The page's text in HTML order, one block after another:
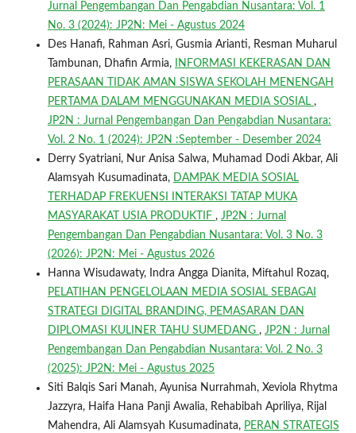
Jurnal Pengembangan Dan Pengabdian Nusantara: Vol. 1
No. 3 (2024): JP2N: Mei - Agustus 2024
Des Hanafi, Rahman Asri, Gusmia Arianti, Resman Muharul
Tambunan, Dhafin Armia,
INFORMASI KEKERASAN DAN
PERASAAN TIDAK AMAN SISWA SEKOLAH MENENGAH
PERTAMA DALAM MENGGUNAKAN MEDIA SOSIAL ,
JP2N : Jurnal Pengembangan Dan Pengabdian Nusantara:
Vol. 2 No. 1 (2024): JP2N :September - Desember 2024
Derry Syatriani, Nur Anisa Salwa, Muhamad Dodi Akbar, Ali
Alamsyah Kusumadinata, DAMPAK MEDIA SOSIAL
TERHADAP FREKUENSI INTERAKSI TATAP MUKA
MASYARAKAT USIA PRODUKTIF , JP2N : Jurnal
Pengembangan Dan Pengabdian Nusantara: Vol. 3 No. 3
(2026): JP2N: Mei - Agustus 2026
Hanna Wisudawaty, Indra Angga Dianita, Miftahul Rozaq,
PELATIHAN PENGELOLAAN MEDIA SOSIAL SEBAGAI
STRATEGI DIGITAL BRANDING, PEMASARAN DAN
DIPLOMASI KULINER TAHU SUMEDANG , JP2N : Jurnal
Pengembangan Dan Pengabdian Nusantara: Vol. 2 No. 3
(2025): JP2N: Mei - Agustus 2025
Siti Balqis Sari Manah, Ayunisa Nurrahmah, Xeviola Rhytma
Jazzyra, Haifa Hana Panji Awalia, Rehabibah Apriliya, Rijal
Mahendra, Ali Alamsyah Kusumadinata, PERAN STRATEGIS